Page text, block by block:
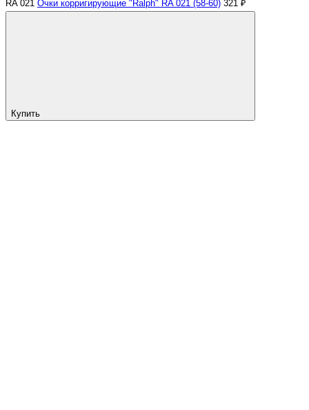
RA 021 Очки корригирующие "Ralph" RA 021 (58-60) 321 ₽
Купить